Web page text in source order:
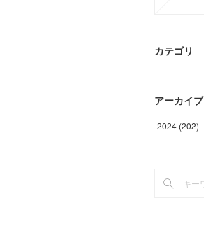
カテゴリ
アーカイブ
2024 (202)
(